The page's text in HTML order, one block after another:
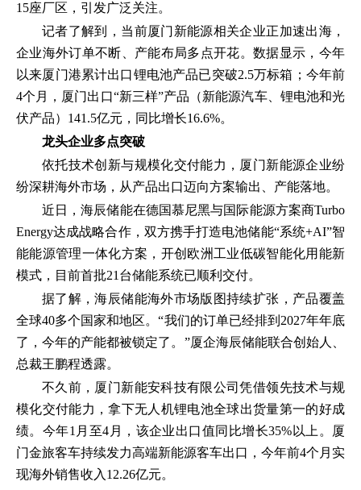
15座厂区，引发广泛关注。
记者了解到，当前厦门新能源相关企业正加速出海，
企业海外订单不断、产能布局多点开花。数据显示，今年
以来厦门港累计出口锂电池产品已突破2.5万标箱；今年前
4个月，厦门出口“新三样”产品（新能源汽车、锂电池和光
伏产品）141.5亿元，同比增长16.6%。
龙头企业多点突破
依托技术创新与规模化交付能力，厦门新能源企业纷
纷深耕海外市场，从产品出口迈向方案输出、产能落地。
近日，海辰储能在德国慕尼黑与国际能源方案商Turbo
Energy达成战略合作，双方携手打造电池储能“系统+AI”智
能能源管理一体化方案，开创欧洲工业低碳智能化用能新
模式，目前首批21台储能系统已顺利交付。
据了解，海辰储能海外市场版图持续扩张，产品覆盖
全球40多个国家和地区。“我们的订单已经排到2027年年底
了，今年的产能都被锁定了。”厦企海辰储能联合创始人、
总裁王鹏程透露。
不久前，厦门新能安科技有限公司凭借领先技术与规
模化交付能力，拿下无人机锂电池全球出货量第一的好成
绩。今年1月至4月，该企业出口值同比增长35%以上。厦
门金旅客车持续发力高端新能源客车出口，今年前4个月实
现海外销售收入12.26亿元。